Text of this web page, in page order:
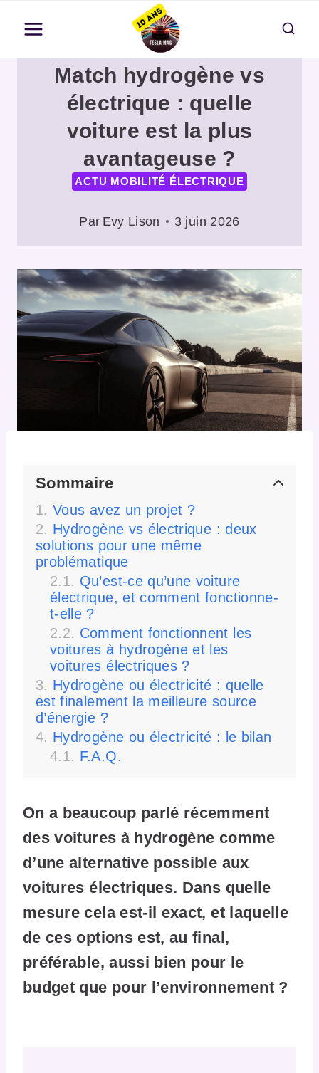
contenu
Match hydrogène vs
électrique : quelle
voiture est la plus
avantageuse ?
ACTU MOBILITÉ ÉLECTRIQUE
Par Evy Lison 3 juin 2026
Sommaire
Vous avez un projet ?
Hydrogène vs électrique : deux
solutions pour une même
problématique
Qu’est-ce qu’une voiture
électrique, et comment fonctionne-
t-elle ?
Comment fonctionnent les
voitures à hydrogène et les
voitures électriques ?
Hydrogène ou électricité : quelle
est finalement la meilleure source
d’énergie ?
Hydrogène ou électricité : le bilan
F.A.Q.
On a beaucoup parlé récemment
des voitures à hydrogène comme
d’une alternative possible aux
voitures électriques. Dans quelle
mesure cela est-il exact, et laquelle
de ces options est, au final,
préférable, aussi bien pour le
budget que pour l’environnement ?